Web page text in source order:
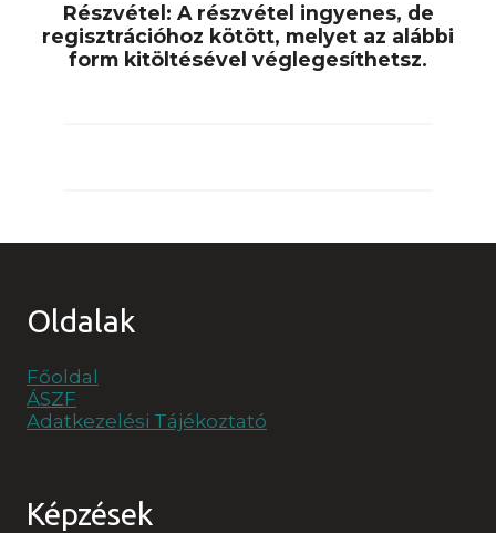
Részvétel: A részvétel ingyenes, de
regisztrációhoz kötött, melyet az alábbi
form kitöltésével véglegesíthetsz.
Oldalak
Főoldal
ÁSZF
Adatkezelési Tájékoztató
Képzések